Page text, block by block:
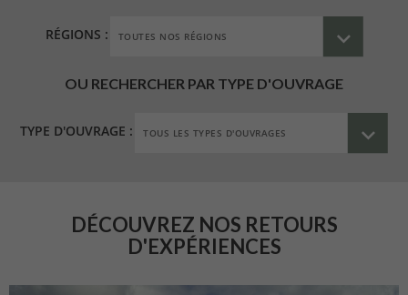
RÉGIONS :
OU RECHERCHER PAR TYPE D'OUVRAGE
TYPE D'OUVRAGE :
DÉCOUVREZ NOS RETOURS
D'EXPÉRIENCES